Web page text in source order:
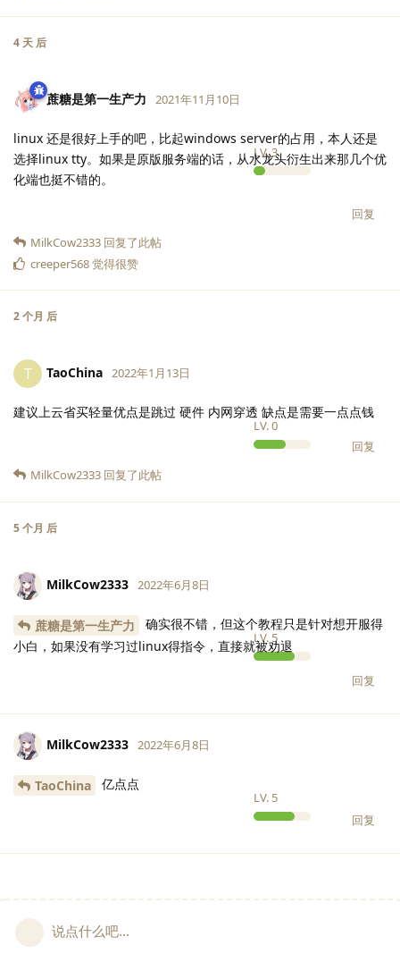
4 天后
蔗糖是第一生产力
LV.3
2021年11月10日
linux 还是很好上手的吧，比起windows server的占用，本人还是
选择linux tty。如果是原版服务端的话，从水龙头衍生出来那几个优
化端也挺不错的。
回复
MilkCow2333 回复了此帖
creeper568觉得很赞
2 个月 后
T TaoChina
LV.0
2022年1月13日
建议上云省买轻量优点是跳过 硬件 内网穿透 缺点是需要一点点钱
回复
MilkCow2333 回复了此帖
5 个月 后
MilkCow2333
LV. 5
2022年6月8日
蔗糖是第一生产力
确实很不错，但这个教程只是针对想开服得
小白，如果没有学习过linux得指令，直接就被劝退
回复
MilkCow2333
LV. 5
2022年6月8日
TaoChina 亿点点
回复
说点什么吧...